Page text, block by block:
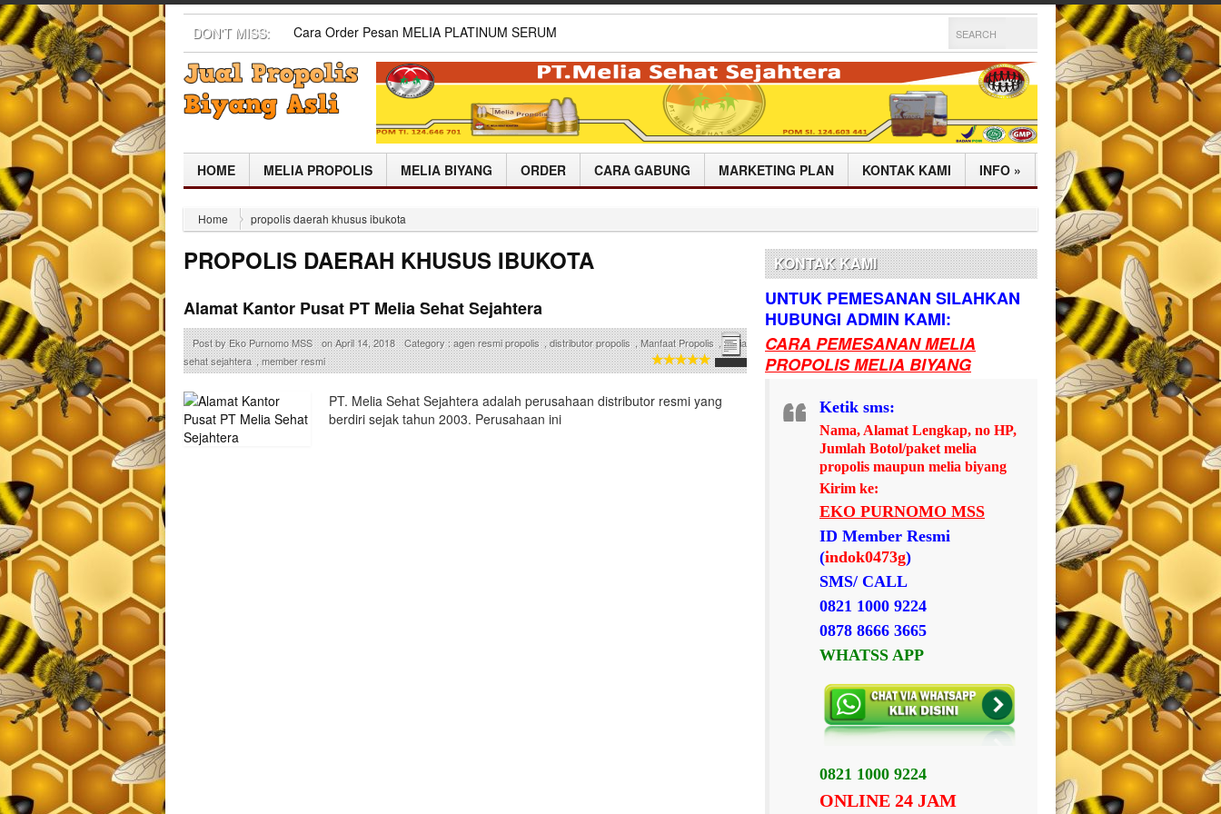
DON'T MISS:
Pusat Resmi Agen Jual Melia Propolis Biyang
TANGERANG SELATAN
Pusat Resmi Agen Jual Melia Propolis Di
BENGKULU TENGAH
Pusat Resmi Agen Jual Melia Propolis Di SERUYAN
Pusat Resmi Agen Jual Melia Propolis Biyang
Cara Order Pesan MELIA PLATINUM SERUM
HOME MELIA PROPOLIS MELIA BIYANG ORDER CARA GABUNG MARKETING PLAN KONTAK KAMI INFO »
Home propolis daerah khusus ibukota
PROPOLIS DAERAH KHUSUS IBUKOTA
Alamat Kantor Pusat PT Melia Sehat Sejahtera
Post byEko Purnomo MSS onApril 14, 2018 Category :agen resmi propolis ,distributor propolis ,Manfaat Propolis ,melia
sehat sejahtera ,member resmi
PT. Melia Sehat Sejahtera adalah perusahaan distributor resmi yang
berdiri sejak tahun 2003. Perusahaan ini
KONTAK KAMI
UNTUK PEMESANAN SILAHKAN
HUBUNGI ADMIN KAMI:
CARA PEMESANAN MELIA
PROPOLIS MELIA BIYANG
Ketik sms:
Nama, Alamat Lengkap, no HP,
Jumlah Botol/paket melia
propolis maupun melia biyang
Kirim ke:
EKO PURNOMO MSS
ID Member Resmi
(indok0473g)
SMS/ CALL
0821 1000 9224
0878 8666 3665
WHATSS APP
0821 1000 9224
ONLINE 24 JAM